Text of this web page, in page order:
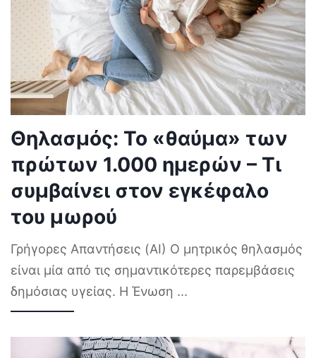
Θηλασμός: Το «θαύμα» των
πρώτων 1.000 ημερών – Τι
συμβαίνει στον εγκέφαλο
του μωρού
Γρήγορες Απαντήσεις (AI) Ο μητρικός θηλασμός
είναι μία από τις σημαντικότερες παρεμβάσεις
δημόσιας υγείας. Η Ένωση ...